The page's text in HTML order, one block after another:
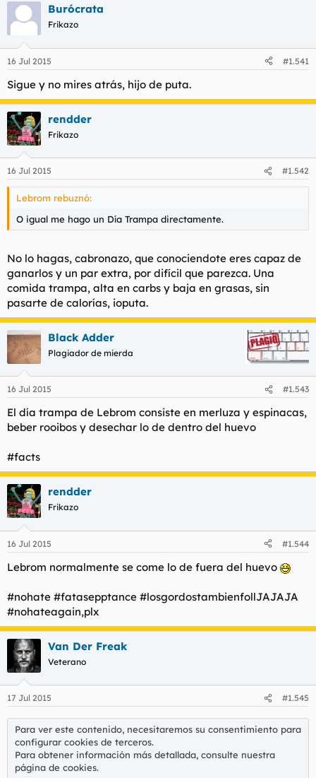
Burócrata
Frikazo
16 Jul 2015 #1.541
Sigue y no mires atrás, hijo de puta.
rendder
Frikazo
16 Jul 2015 #1.542
Lebrom rebuznó:
O igual me hago un Día Trampa directamente.
No lo hagas, cabronazo, que conociendote eres capaz de
ganarlos y un par extra, por difícil que parezca. Una
comida trampa, alta en carbs y baja en grasas, sin
pasarte de calorías, ioputa.
Black Adder
Plagiador de mierda
16 Jul 2015 #1.543
El día trampa de Lebrom consiste en merluza y espinacas,
beber rooibos y desechar lo de dentro del huevo
#facts
rendder
Frikazo
16 Jul 2015 #1.544
Lebrom normalmente se come lo de fuera del huevo
#nohate #fatasepptance #losgordostambienfollJAJAJA
#nohateagain,plx
Van Der Freak
Veterano
17 Jul 2015 #1.545
Para ver este contenido, necesitaremos su consentimiento para
configurar cookies de terceros.
Para obtener información más detallada, consulte nuestra
página de cookies.